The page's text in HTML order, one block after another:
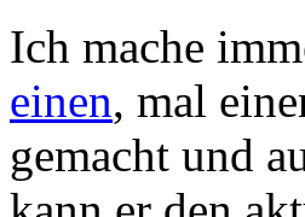
Ich mache
einen, mal
gemacht und